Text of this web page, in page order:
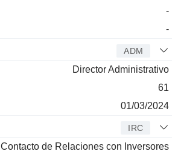
-
-
ADM
Director Administrativo
61
01/03/2024
IRC
Contacto de Relaciones con Inversores